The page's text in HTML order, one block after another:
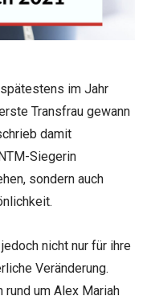
im Jahr
Transfrau gewann
damit
Siegerin
sondern auch
nicht nur für ihre
Veränderung.
um Alex Mariah